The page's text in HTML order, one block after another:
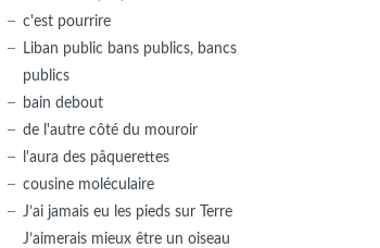
c'est pourrire
Liban public bans publics, bancs
publics
bain debout
de l'autre côté du mouroir
l'aura des pâquerettes
cousine moléculaire
J’ai jamais eu les pieds sur Terre
J’aimerais mieux être un oiseau